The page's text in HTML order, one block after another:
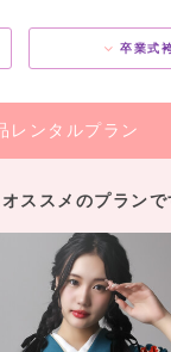
卒業式
レンタルプラン
ススメのプランで